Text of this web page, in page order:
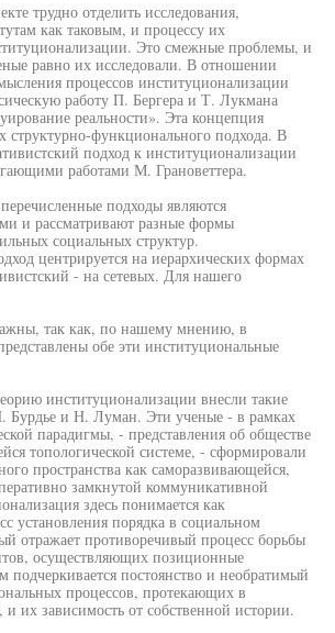
трудно отделить исследования,
как таковым, и процессу их
Это смежные проблемы, и
равно их исследовали. В отношении
процессов институционализации
работу П. Бергера и Т. Лукмана
реальности». Эта концепция
структурно-функционального подхода. В
подход к институционализации
работами М. Грановеттера.
подходы являются
и рассматривают разные формы
социальных структур.
центрируется на иерархических формах
- на сетевых. Для нашего
так как, по нашему мнению, в
обе эти институциональные
институционализации внесли такие
Бурдье и Н. Луман. Эти ученые - в рамках
парадигмы, - представления об обществе
топологической системе, - сформировали
пространства как саморазвивающейся,
замкнутой коммуникативной
здесь понимается как
установления порядка в социальном
отражает противоречивый процесс борьбы
осуществляющих позиционные
постоянство и необратимый
процессов, протекающих в
и их зависимость от собственной истории.